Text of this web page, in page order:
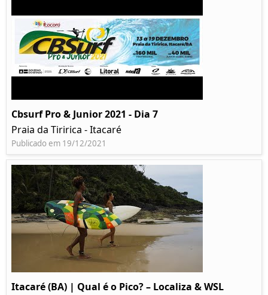
Cbsurf Pro & Junior 2021 - Dia 7
Praia da Tiririca - Itacaré
Publicado em 19/12/2021
Itacaré (BA) | Qual é o Pico? – Localiza & WSL​​